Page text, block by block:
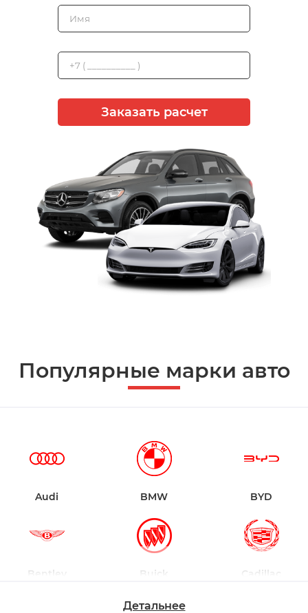
Заказать расчет
Популярные марки авто
Audi BMW BYD
Bentley Buick Cadillac
Детальнее